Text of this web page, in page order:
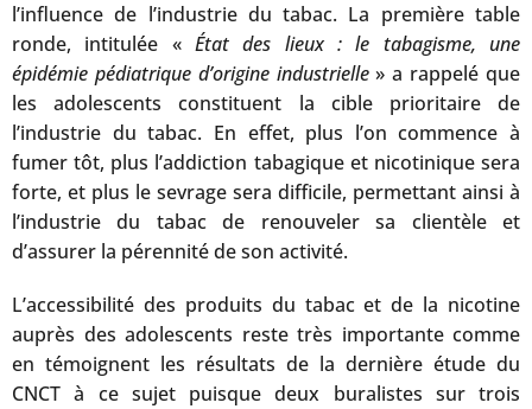
l’influence de l’industrie du tabac. La première table
ronde, intitulée « État des lieux : le tabagisme, une
épidémie pédiatrique d’origine industrielle» a rappelé que
les adolescents constituent la cible prioritaire de
l’industrie du tabac. En effet, plus l’on commence à
fumer tôt, plus l’addiction tabagique et nicotinique sera
forte, et plus le sevrage sera difficile, permettant ainsi à
l’industrie du tabac de renouveler sa clientèle et
d’assurer la pérennité de son activité.
L’accessibilité des produits du tabac et de la nicotine
auprès des adolescents reste très importante comme
en témoignent les résultats de la dernière étude du
CNCT à ce sujet puisque deux buralistes sur trois